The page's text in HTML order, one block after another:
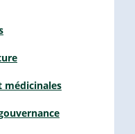
médicinales